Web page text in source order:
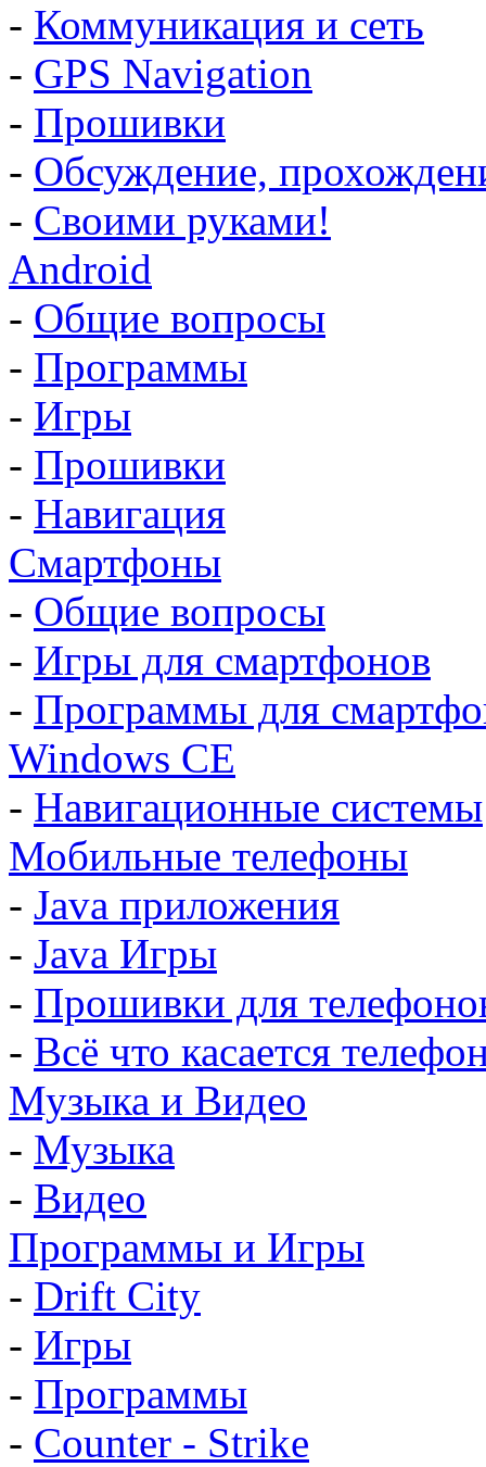
- Коммуникация и сеть
- GPS Navigation
- Прошивки
- Обсуждение,
- Своими руками!
Android
- Общие вопросы
- Программы
- Игры
- Прошивки
- Навигация
Смартфоны
- Общие вопросы
- Игры для смартфонов
- Программы для
Windows CE
- Навигационные системы
Мобильные телефоны
- Java приложения
- Java Игры
- Прошивки для
- Всё что касается
Музыка и Видео
- Музыка
- Видео
Программы и Игры
- Drift City
- Игры
- Программы
- Counter - Strike